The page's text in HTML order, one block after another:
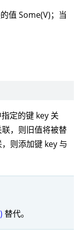
值 Some(V)；当
定的键 key 关
，则旧值将被替
则添加键 key 与
替代。